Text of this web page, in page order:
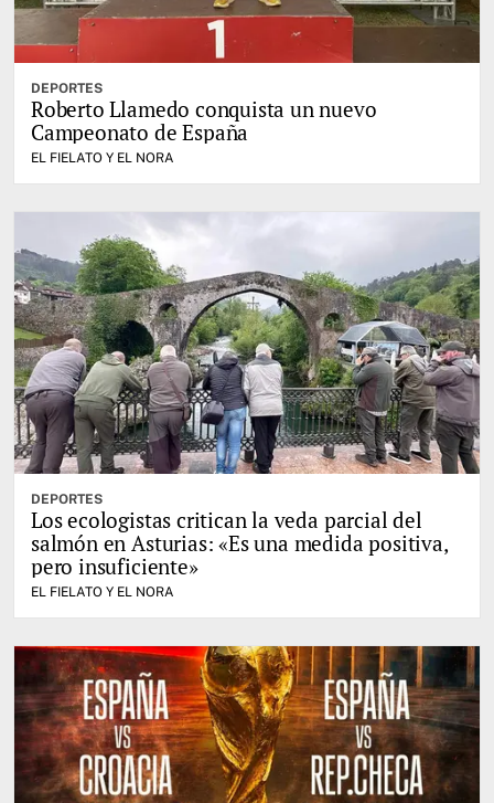
DEPORTES
Roberto Llamedo conquista un nuevo
Campeonato de España
EL FIELATO Y EL NORA
DEPORTES
Los ecologistas critican la veda parcial del
salmón en Asturias: «Es una medida positiva,
pero insuficiente»
EL FIELATO Y EL NORA